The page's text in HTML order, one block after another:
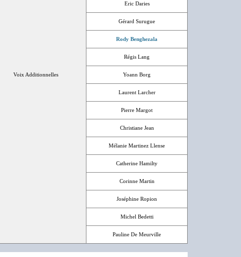
Voix Additionnelles
Eric Daries
Gérard Surugue
Rody Benghezala
Régis Lang
Yoann Borg
Laurent Larcher
Pierre Margot
Christiane Jean
Mélanie Martinez Llense
Catherine Hamilty
Corinne Martin
Joséphine Ropion
Michel Bedetti
Pauline De Meurville